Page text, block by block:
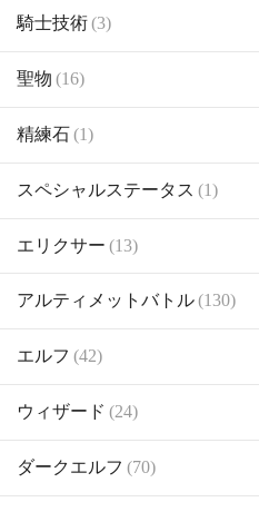
騎士技術(3)
聖物 (16)
精練石(1)
スペシャルステータス (1)
エリクサー (13)
アルティメットバトル(130)
エルフ (42)
ウィザード (24)
ダークエルフ (70)